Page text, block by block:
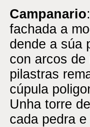
Campanario
fachada a
dende a súa
con arcos de
pilastras
cúpula
Unha torre
cada pedra e